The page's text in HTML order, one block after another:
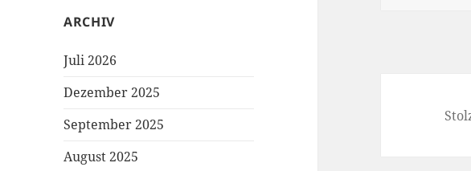
ARCHIV
Juli 2026
Dezember 2025
September 2025
August 2025